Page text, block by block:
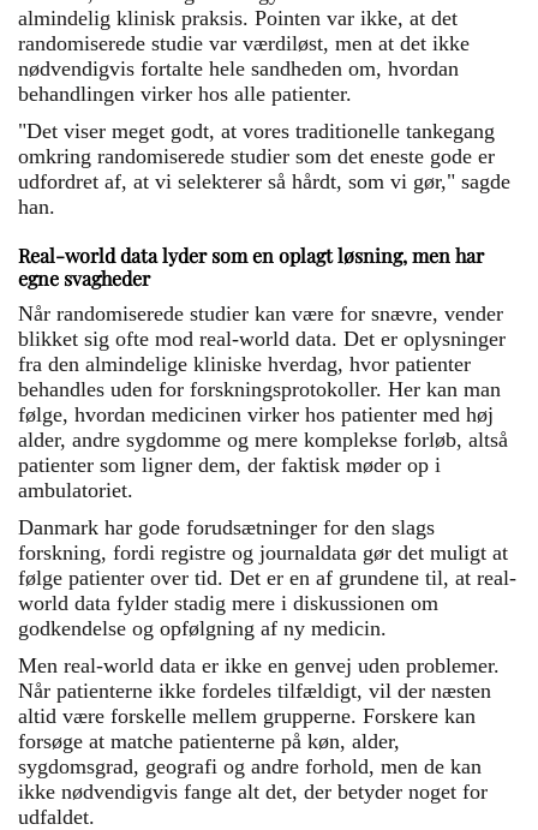
almindelig klinisk praksis. Pointen var ikke, at det
randomiserede studie var værdiløst, men at det ikke
nødvendigvis fortalte hele sandheden om, hvordan
behandlingen virker hos alle patienter.
"Det viser meget godt, at vores traditionelle tankegang
omkring randomiserede studier som det eneste gode er
udfordret af, at vi selekterer så hårdt, som vi gør," sagde
han.
Real-world data lyder som en oplagt løsning, men har
egne svagheder
Når randomiserede studier kan være for snævre, vender
blikket sig ofte mod real-world data. Det er oplysninger
fra den almindelige kliniske hverdag, hvor patienter
behandles uden for forskningsprotokoller. Her kan man
følge, hvordan medicinen virker hos patienter med høj
alder, andre sygdomme og mere komplekse forløb, altså
patienter som ligner dem, der faktisk møder op i
ambulatoriet.
Danmark har gode forudsætninger for den slags
forskning, fordi registre og journaldata gør det muligt at
følge patienter over tid. Det er en af grundene til, at real-
world data fylder stadig mere i diskussionen om
godkendelse og opfølgning af ny medicin.
Men real-world data er ikke en genvej uden problemer.
Når patienterne ikke fordeles tilfældigt, vil der næsten
altid være forskelle mellem grupperne. Forskere kan
forsøge at matche patienterne på køn, alder,
sygdomsgrad, geografi og andre forhold, men de kan
ikke nødvendigvis fange alt det, der betyder noget for
udfaldet.